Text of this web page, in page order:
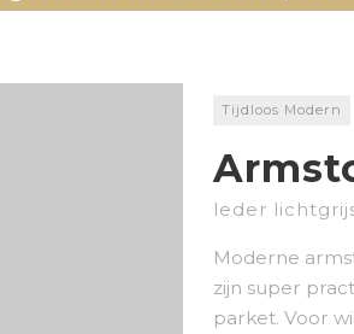
Tijdloos Modern
leder
Moderne
zijn super
parket. Voor